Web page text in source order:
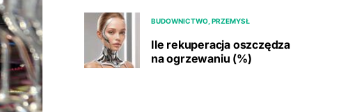
BUDOWNICTWO, PRZEMYSŁ
Ile rekuperacja oszczędza
na ogrzewaniu (%)